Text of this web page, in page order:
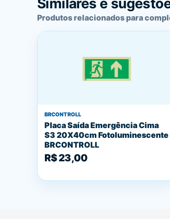
Similares e
Produtos relacionados para
BRCONTROLL
Placa Saída Emergência Cima
S3 20X40cm Fotoluminescente
BRCONTROLL
R$ 23,00